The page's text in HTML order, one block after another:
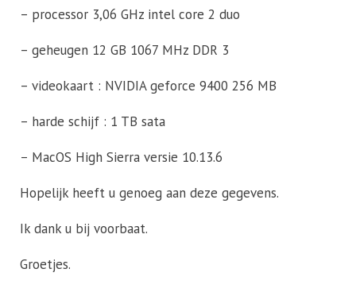
– processor 3,06 GHz intel core 2 duo
– geheugen 12 GB 1067 MHz DDR 3
– videokaart : NVIDIA geforce 9400 256 MB
– harde schijf : 1 TB sata
– MacOS High Sierra versie 10.13.6
Hopelijk heeft u genoeg aan deze gegevens.
Ik dank u bij voorbaat.
Groetjes.